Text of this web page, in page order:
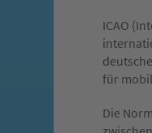
ICAO
für
Die